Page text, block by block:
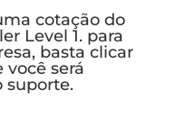
cotação do
Level 1. para
basta clicar
você será
suporte.